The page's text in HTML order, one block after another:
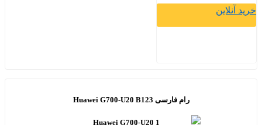
خرید آنلاین
رام فارسی Huawei G700-U20 B123